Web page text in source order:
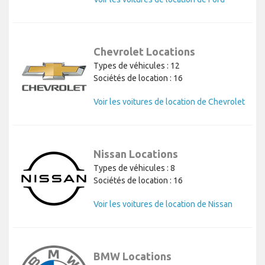
Chevrolet Locations
Types de véhicules : 12
Sociétés de location : 16
Voir les voitures de location de Chevrolet
Nissan Locations
Types de véhicules : 8
Sociétés de location : 16
Voir les voitures de location de Nissan
BMW Locations